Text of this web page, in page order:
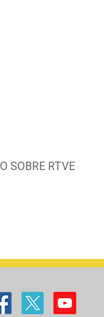
SOBRE RTVE